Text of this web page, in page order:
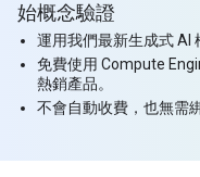
始概念驗證
運用我們最新生成式 AI
免費使用 Compute
熱銷產品。
不會自動收費，也無需